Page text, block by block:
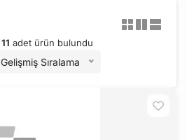
11 adet ürün bulundu
Gelişmiş Sıralama